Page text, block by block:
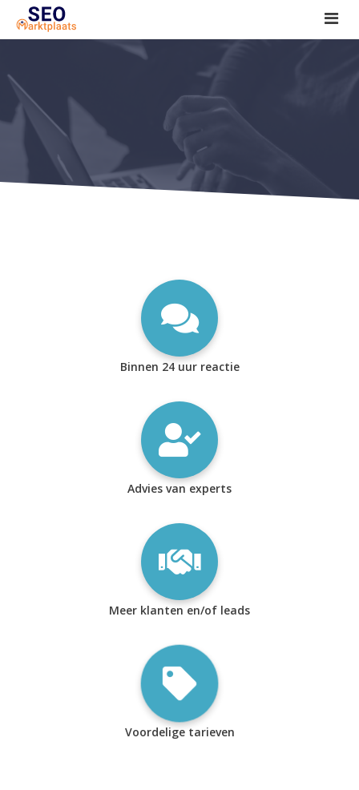
SEO tools reviews
Marketeer bij jou in de buurt?
Offerte
1. Seo voor beginners +
2. Onderzoeken +
Binnen 24 uur reactie
Advies van experts
Meer klanten en/of leads
Voordelige tarieven